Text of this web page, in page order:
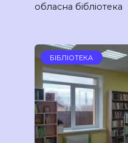
обласна бібліотека
БІБЛІОТЕКА